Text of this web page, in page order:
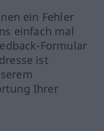
ein Fehler
einfach mal
Formular
ist
Ihrer